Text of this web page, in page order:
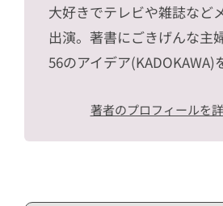
大好きでテレビや雑誌など
出演。著書にごきげんな主
56のアイデア(KADOKAWA)
著者のプロフィールを